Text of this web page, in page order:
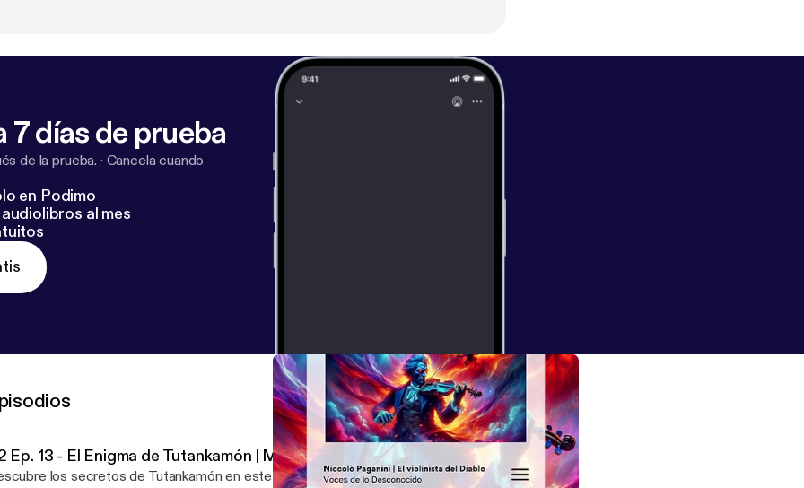
7 días de prueba
de la prueba. · Cancela cuando
en Podimo
al mes
Ep. 13 - El Enigma de Tutankamón | Más Allá de la Tumba
los secretos de Tutankamón en este fascinante episodio. Exploraremos las